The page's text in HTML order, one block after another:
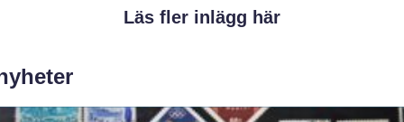
Läs fler inlägg här